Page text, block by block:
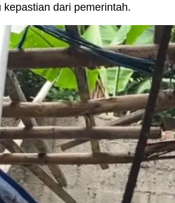
dari pemerintah.